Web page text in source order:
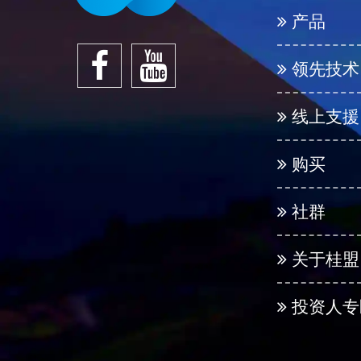
产品
领先技术
线上支援
购买
社群
关于桂盟
投资人